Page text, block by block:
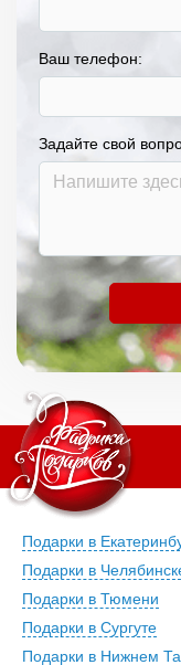
Ваш телефон:
Задайте свой
Подарки в
Подарки в
Подарки в Тюмени
Подарки в Сургуте
Подарки в Нижнем